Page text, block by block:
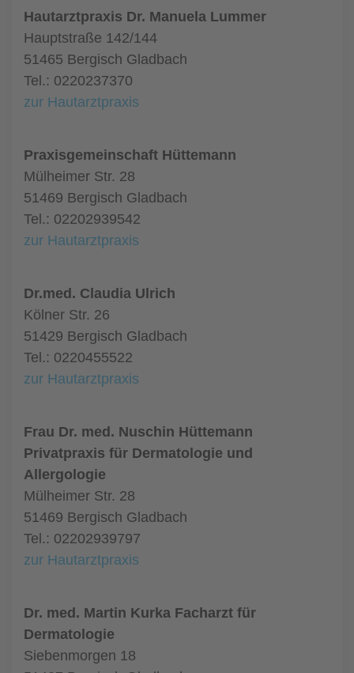
Hautarztpraxis Dr. Manuela Lummer
Hauptstraße 142/144
51465 Bergisch Gladbach
Tel.: 0220237370
zur Hautarztpraxis
Praxisgemeinschaft Hüttemann
Mülheimer Str. 28
51469 Bergisch Gladbach
Tel.: 02202939542
zur Hautarztpraxis
Dr.med. Claudia Ulrich
Kölner Str. 26
51429 Bergisch Gladbach
Tel.: 0220455522
zur Hautarztpraxis
Frau Dr. med. Nuschin Hüttemann
Privatpraxis für Dermatologie und
Allergologie
Mülheimer Str. 28
51469 Bergisch Gladbach
Tel.: 02202939797
zur Hautarztpraxis
Dr. med. Martin Kurka Facharzt für
Dermatologie
Siebenmorgen 18